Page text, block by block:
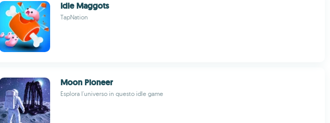
Idle Maggots
TapNation
Moon Pioneer
Esplora l'universo in questo idle game